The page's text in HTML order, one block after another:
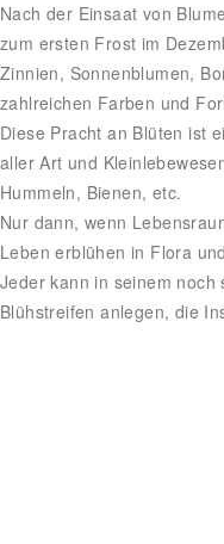
Nach der Einsaat von
zum ersten Frost im
Zinnien, Sonnenblumen,
zahlreichen Farben und
Diese Pracht an Blüten ist
aller Art und
Hummeln, Bienen, etc.
Nur dann, wenn
Leben erblühen in Flora
Jeder kann in seinem
Blühstreifen anlegen, die